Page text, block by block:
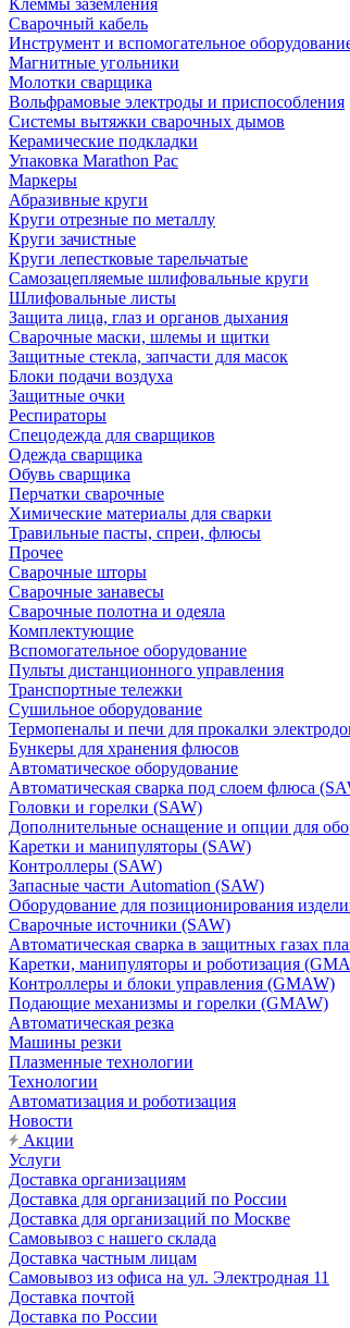
Клеммы заземления
Сварочный кабель
Инструмент и вспомогательное
Магнитные угольники
Молотки сварщика
Вольфрамовые электроды и приспособления
Системы вытяжки сварочных дымов
Керамические подкладки
Упаковка Marathon Pac
Маркеры
Абразивные круги
Круги отрезные по металлу
Круги зачистные
Круги лепестковые тарельчатые
Самозацепляемые шлифовальные круги
Шлифовальные листы
Защита лица, глаз и органов дыхания
Сварочные маски, шлемы и щитки
Защитные стекла, запчасти для масок
Блоки подачи воздуха
Защитные очки
Респираторы
Спецодежда для сварщиков
Одежда сварщика
Обувь сварщика
Перчатки сварочные
Химические материалы для сварки
Травильные пасты, спреи, флюсы
Прочее
Сварочные шторы
Сварочные занавесы
Сварочные полотна и одеяла
Комплектующие
Вспомогательное оборудование
Пульты дистанционного управления
Транспортные тележки
Сушильное оборудование
Термопеналы и печи для прокалки
Бункеры для хранения флюсов
Автоматическое оборудование
Автоматическая сварка под слоем флюса
Головки и горелки (SAW)
Дополнительные оснащение и опции для
Каретки и манипуляторы (SAW)
Контроллеры (SAW)
Запасные части Automation (SAW)
Оборудование для позиционирования
Сварочные источники (SAW)
Автоматическая сварка в защитных газах
Каретки, манипуляторы и роботизация
Контроллеры и блоки управления (GMAW)
Подающие механизмы и горелки (GMAW)
Автоматическая резка
Машины резки
Плазменные технологии
Технологии
Автоматизация и роботизация
Новости
Акции
Услуги
Доставка организациям
Доставка для организаций по России
Доставка для организаций по Москве
Самовывоз с нашего склада
Доставка частным лицам
Самовывоз из офиса на ул. Электродная 11
Доставка почтой
Доставка по России